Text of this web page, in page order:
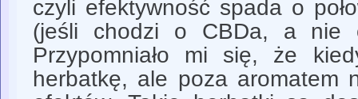
czyli efektywność spada o
(jeśli chodzi o CBDa, a nie
Przypomniało mi się, że
herbatkę, ale poza aromatem